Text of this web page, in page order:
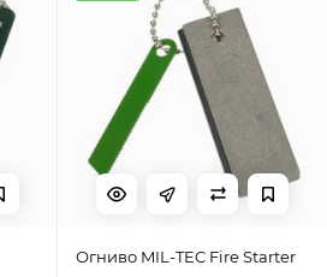
Огниво MIL-TEC Fire Starter